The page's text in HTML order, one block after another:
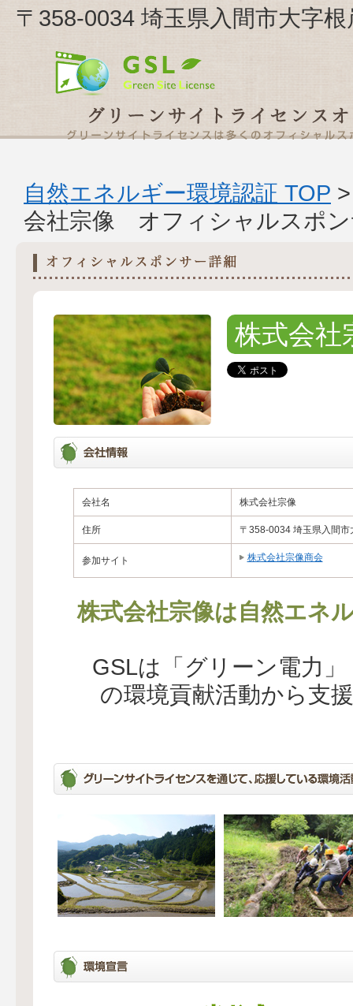
〒358-0034 埼玉県入間市大字
自然エネルギー環境認証 TOP
会社宗像 オフィシャルスポン
株式会社
会社名 株式会社宗像
住所 〒358-0034 埼玉県入間市
参加サイト 株式会社宗像商会
株式会社宗像は自然エネ
GSLは「グリーン電力
の環境貢献活動から支